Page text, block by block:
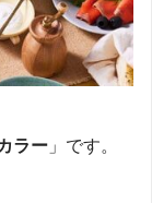
ラー 」です。